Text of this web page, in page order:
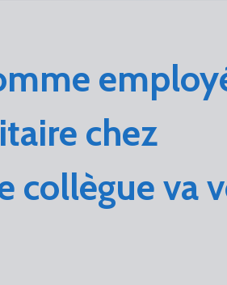
chez
collègue va